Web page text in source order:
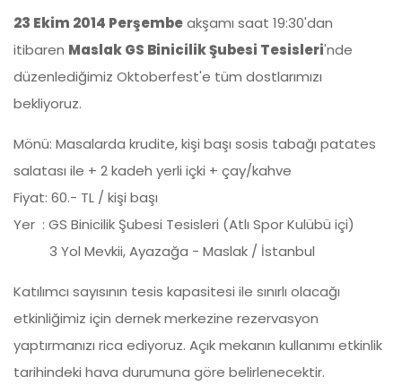
23 Ekim 2014 Perşembeakşamı saat 19:30'dan
itibaren Maslak GS Binicilik Şubesi Tesisleri'nde
düzenlediğimiz Oktoberfest'e tüm dostlarımızı
bekliyoruz.
Mönü: Masalarda krudite, kişi başı sosis tabağı patates
salatası ile + 2 kadeh yerli içki + çay/kahve
Fiyat: 60.- TL / kişi başı
Yer : GS Binicilik Şubesi Tesisleri (Atlı Spor Kulübü içi)
3 Yol Mevkii, Ayazağa - Maslak / İstanbul
Katılımcı sayısının tesis kapasitesi ile sınırlı olacağı
etkinliğimiz için dernek merkezine rezervasyon
yaptırmanızı rica ediyoruz. Açık mekanın kullanımı etkinlik
tarihindeki hava durumuna göre belirlenecektir.